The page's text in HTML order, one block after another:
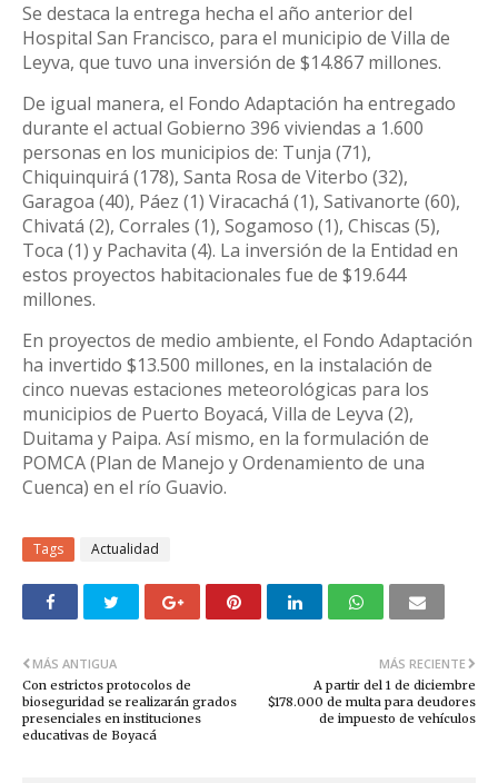
Se destaca la entrega hecha el año anterior del
Hospital San Francisco, para el municipio de Villa de
Leyva, que tuvo una inversión de $14.867 millones.
De igual manera, el Fondo Adaptación ha entregado
durante el actual Gobierno 396 viviendas a 1.600
personas en los municipios de: Tunja (71),
Chiquinquirá (178), Santa Rosa de Viterbo (32),
Garagoa (40), Páez (1) Viracachá (1), Sativanorte (60),
Chivatá (2), Corrales (1), Sogamoso (1), Chiscas (5),
Toca (1) y Pachavita (4). La inversión de la Entidad en
estos proyectos habitacionales fue de $19.644
millones.
En proyectos de medio ambiente, el Fondo Adaptación
ha invertido $13.500 millones, en la instalación de
cinco nuevas estaciones meteorológicas para los
municipios de Puerto Boyacá, Villa de Leyva (2),
Duitama y Paipa. Así mismo, en la formulación de
POMCA (Plan de Manejo y Ordenamiento de una
Cuenca) en el río Guavio.
Tags Actualidad
MÁS RECIENTE
A partir del 1 de diciembre
$178.000 de multa para deudores
de impuesto de vehículos
MÁS ANTIGUA
Con estrictos protocolos de
bioseguridad se realizarán grados
presenciales en instituciones
educativas de Boyacá